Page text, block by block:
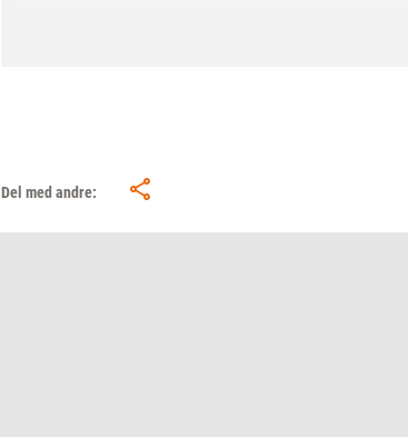
Det er Købmand Herman Sallings Fond, der
Del med andre: